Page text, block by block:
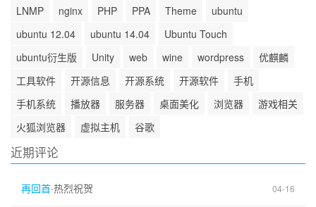
LNMP
nginx PHP PPA Theme
ubuntu
ubuntu 12.04
ubuntu 14.04
Ubuntu Touch
ubuntu衍生版
Unity web wine wordpress
优麒麟
工具软件
开源信息 开源系统 开源软件
手机
手机系统
播放器 服务器 桌面美化 浏览器
游戏相关
火狐浏览器
虚拟主机 谷歌
近期评论
再回首·热烈祝贺 04-16